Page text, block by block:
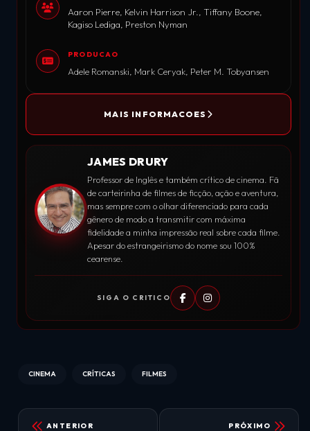
Aaron Pierre, Kelvin Harrison Jr., Tiffany Boone,
Kagiso Lediga, Preston Nyman
PRODUCAO
Adele Romanski, Mark Ceryak, Peter M. Tobyansen
MAIS INFORMACOES
JAMES DRURY
Professor de Inglês e também crítico de cinema. Fã
de carteirinha de filmes de ficção, ação e aventura,
mas sempre com o olhar diferenciado para cada
gênero de modo a transmitir com máxima
fidelidade a minha impressão real sobre cada filme.
Apesar do estrangeirismo do nome sou 100%
cearense.
SIGA O CRITICO
CINEMA CRÍTICAS FILMES
ANTERIOR PRÓXIMO